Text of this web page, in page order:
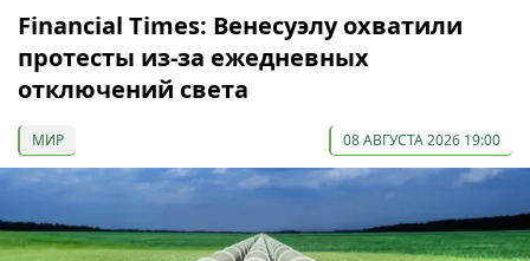
Financial Times: Венесуэлу охватили
протесты из-за ежедневных
отключений света
МИР 08 АВГУСТА 2026 19:00